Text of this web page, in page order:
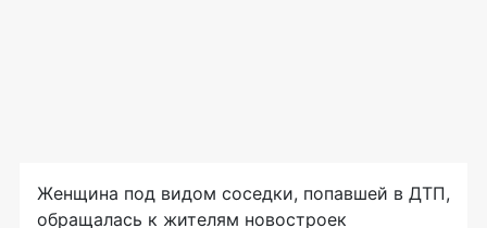
Женщина под видом соседки, попавшей в ДТП,
обращалась к жителям новостроек